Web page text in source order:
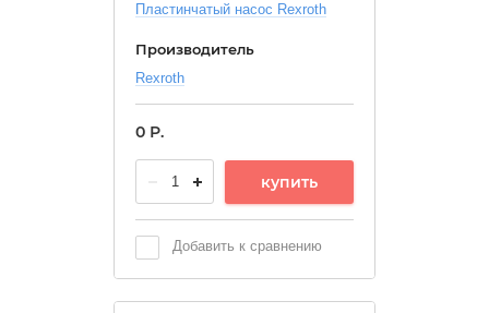
Пластинчатый насос Rexroth
Производитель
Rexroth
0 Р.
купить
Добавить к сравнению